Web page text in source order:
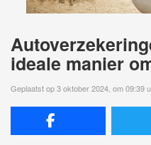
ideale manier
Geplaatst op 3 oktober 2024, om 09:39